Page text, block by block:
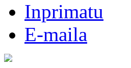
Inprimatu
E-maila